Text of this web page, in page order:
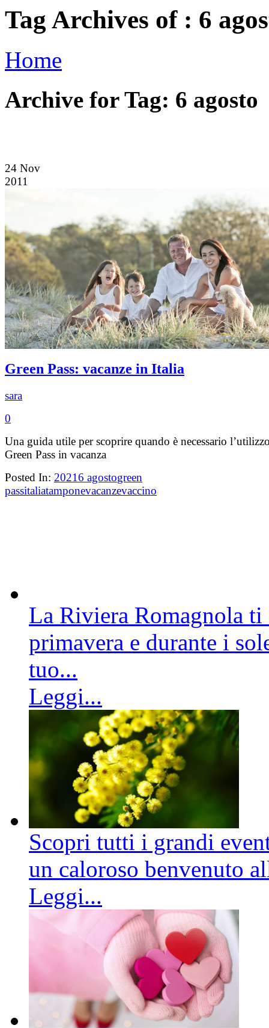
Tag Archives of : 6
Home
Archive for Tag: 6 agosto
24 Nov
2011
Green Pass: vacanze in Italia
sara
0
Una guida utile per scoprire quando è necessario
Green Pass in vacanza
Posted In: 20216 agostogreen
passitaliatamponevacanzevaccino
La Riviera Romagnola
primavera e durante i
tuo...
Leggi...
Scopri tutti i grandi
un caloroso benvenuto
Leggi...